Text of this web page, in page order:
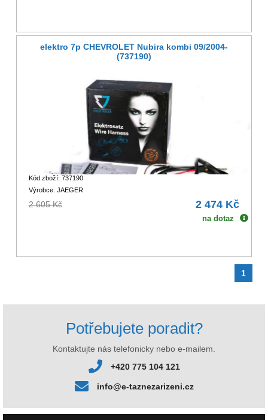
elektro 7p CHEVROLET Nubira kombi 09/2004-
(737190)
Kód zboží: 737190
Výrobce: JAEGER
2 605 Kč 2 474 Kč
na dotaz
1
Potřebujete poradit?
Kontaktujte nás telefonicky nebo e-mailem.
+420 775 104 121
info@e-taznezarizeni.cz